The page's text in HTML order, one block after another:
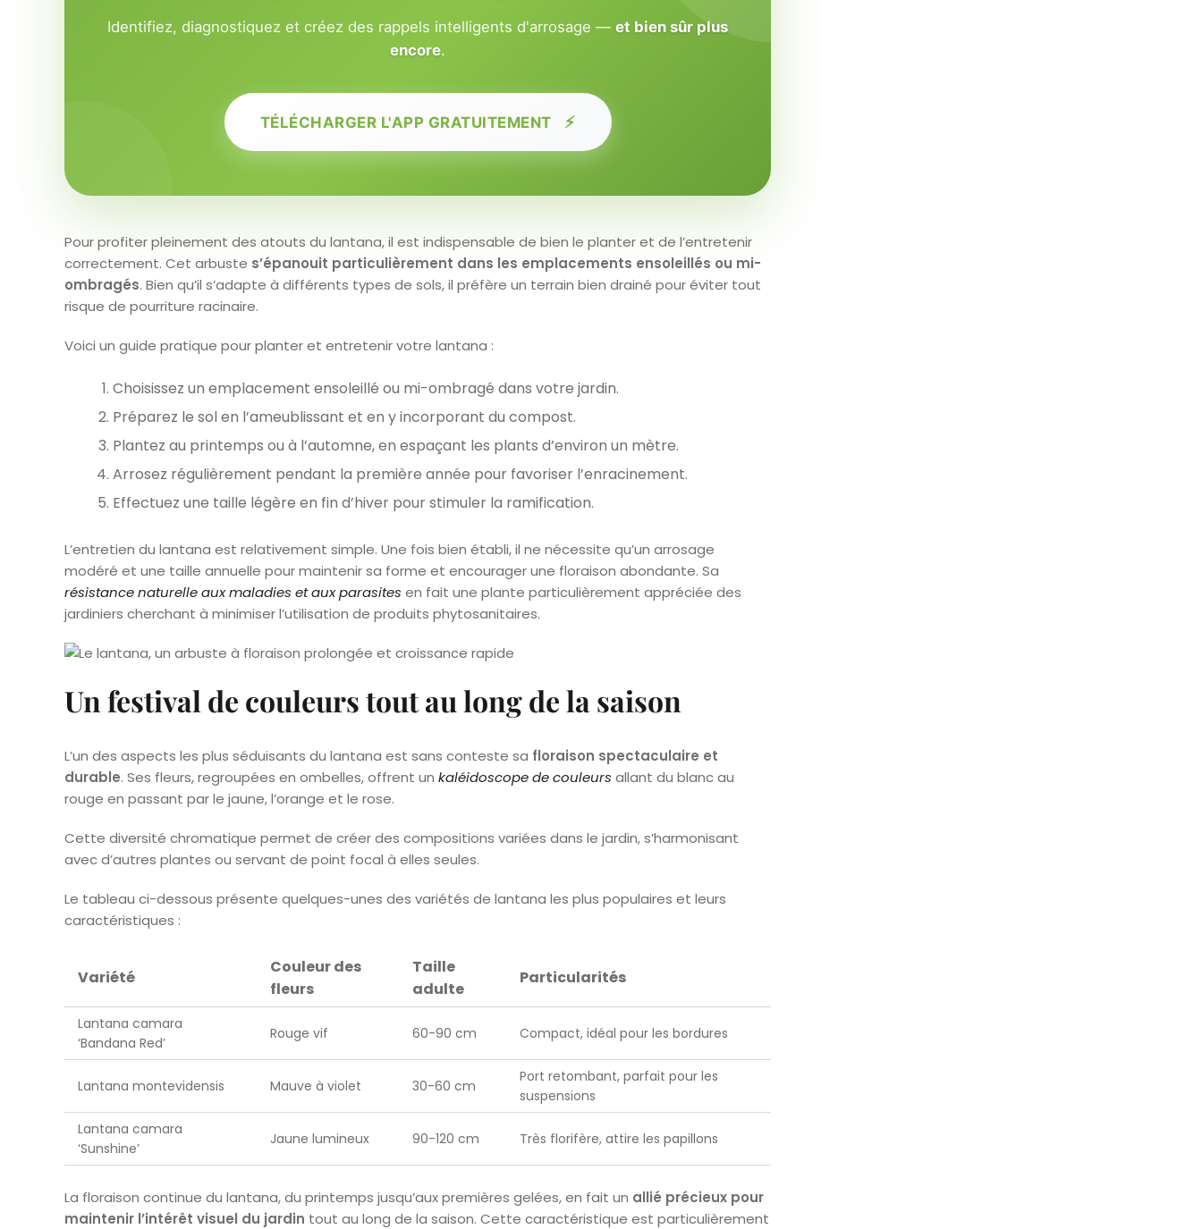
Identifiez, diagnostiquez et créez des rappels intelligents d'arrosage — et bien sûr plus
encore.
TÉLÉCHARGER L'APP GRATUITEMENT ⚡
Pour profiter pleinement des atouts du lantana, il est indispensable de bien le planter et de l’entretenir
correctement. Cet arbuste s’épanouit particulièrement dans les emplacements ensoleillés ou mi-
ombragés. Bien qu’il s’adapte à différents types de sols, il préfère un terrain bien drainé pour éviter tout
risque de pourriture racinaire.
Voici un guide pratique pour planter et entretenir votre lantana :
Choisissez un emplacement ensoleillé ou mi-ombragé dans votre jardin.
Préparez le sol en l’ameublissant et en y incorporant du compost.
Plantez au printemps ou à l’automne, en espaçant les plants d’environ un mètre.
Arrosez régulièrement pendant la première année pour favoriser l’enracinement.
Effectuez une taille légère en fin d’hiver pour stimuler la ramification.
L’entretien du lantana est relativement simple. Une fois bien établi, il ne nécessite qu’un arrosage
modéré et une taille annuelle pour maintenir sa forme et encourager une floraison abondante. Sa
résistance naturelle aux maladies et aux parasites en fait une plante particulièrement appréciée des
jardiniers cherchant à minimiser l’utilisation de produits phytosanitaires.
Un festival de couleurs tout au long de la saison
L’un des aspects les plus séduisants du lantana est sans conteste sa floraison spectaculaire et
durable. Ses fleurs, regroupées en ombelles, offrent un kaléidoscope de couleurs allant du blanc au
rouge en passant par le jaune, l’orange et le rose.
Cette diversité chromatique permet de créer des compositions variées dans le jardin, s’harmonisant
avec d’autres plantes ou servant de point focal à elles seules.
Le tableau ci-dessous présente quelques-unes des variétés de lantana les plus populaires et leurs
caractéristiques :
Variété
Couleur des
fleurs
Taille
adulte
Particularités
Lantana camara
‘Bandana Red’
Rouge vif 60-90 cm Compact, idéal pour les bordures
Lantana montevidensis Mauve à violet 30-60 cm
Port retombant, parfait pour les
suspensions
Lantana camara
‘Sunshine’
Jaune lumineux 90-120 cm Très florifère, attire les papillons
La floraison continue du lantana, du printemps jusqu’aux premières gelées, en fait un allié précieux pour
maintenir l’intérêt visuel du jardin tout au long de la saison. Cette caractéristique est particulièrement